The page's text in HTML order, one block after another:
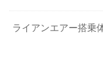
ライアンエアー搭乗